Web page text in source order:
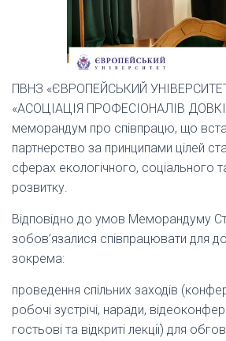
ПВНЗ «ЄВРОПЕЙСЬКИЙ
«АСОЦІАЦІЯ ПРОФЕСІОНАЛІВ
меморандум про співпрацю, що
партнерство за принципами цілей
сферах екологічного, соціального
розвитку.
Відповідно до умов Меморандуму
зобов’язалися співпрацювати для
зокрема:
проведення спільних заходів
робочі зустрічі, наради,
гостьові та відкриті лекції) для